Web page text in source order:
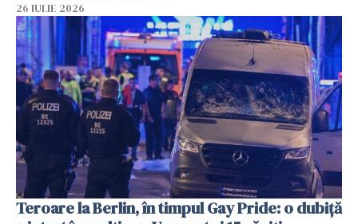
26 IULIE 2026
Teroare la Berlin, în timpul Gay Pride: o dubiță